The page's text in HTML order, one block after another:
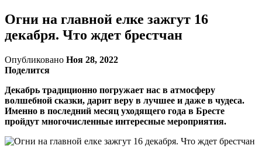
Огни на главной елке зажгут 16
декабря. Что ждет брестчан
Опубликовано Ноя 28, 2022
Поделится
Декабрь традиционно погружает нас в атмосферу
волшебной сказки, дарит веру в лучшее и даже в чудеса.
Именно в последний месяц уходящего года в Бресте
пройдут многочисленные интересные мероприятия.